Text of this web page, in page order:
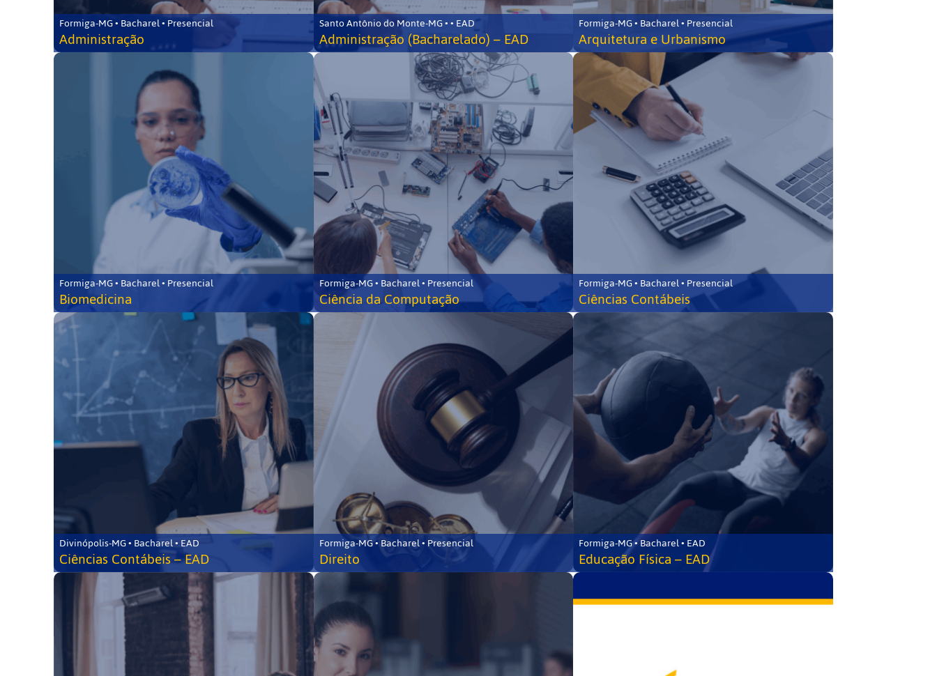
Formiga-MG • Bacharel • Presencial
Administração
Santo Antônio do Monte-MG • • EAD
Administração (Bacharelado) – EAD
Formiga-MG • Bacharel • Presencial
Arquitetura e Urbanismo
Formiga-MG • Bacharel • Presencial
Biomedicina
Formiga-MG • Bacharel • Presencial
Ciência da Computação
Formiga-MG • Bacharel • Presencial
Ciências Contábeis
Divinópolis-MG • Bacharel • EAD
Ciências Contábeis – EAD
Formiga-MG • Bacharel • Presencial
Direito
Formiga-MG • Bacharel • EAD
Educação Física – EAD